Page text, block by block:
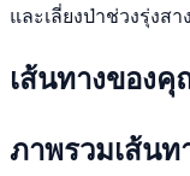
และเลี่ยงป่าช่วงรุ่งส
เส้นทางของ
ภาพรวมเส้นท